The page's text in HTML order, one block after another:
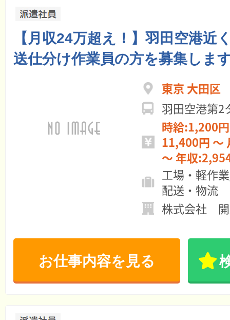
【月収24万超え！】羽田空港近
送仕分け作業員の方を募集しま
東京 大田区
羽田空港第2
時給:1,200
11,400円 ～ 月給:246,240円
～ 年収
工場・軽作
配送・物流
株式会社
お仕事内容を見る